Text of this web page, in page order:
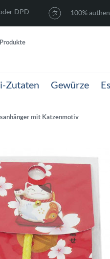
DPD 100%
Zutaten Gewürze
mit Katzenmotiv